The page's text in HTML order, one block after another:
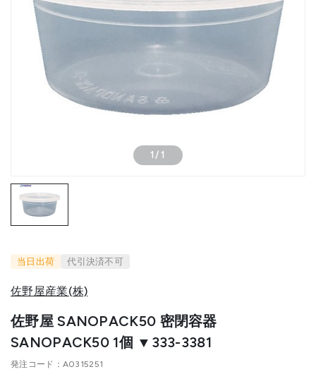
1 / 1
当日出荷 代引決済不可
佐野屋産業(株)
佐野屋 SANOPACK50 密閉容器
SANOPACK50 1個 ▼333-3381
発注コード A0315251